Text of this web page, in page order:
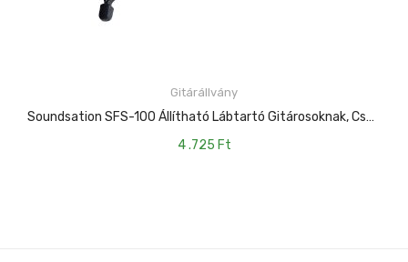
Gitárállvány
Soundsation SFS-100 Állítható Lábtartó Gitárosoknak, Csúszásgátló Felülettel
4 .725 Ft
KOSÁRBA TESZEM